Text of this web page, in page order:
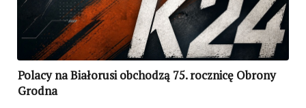
Polacy na Białorusi obchodzą 75. rocznicę Obrony
Grodna